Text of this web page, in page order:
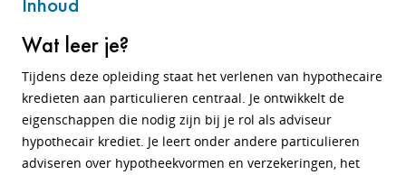
Wat leer je?
Tijdens deze opleiding staat het verlenen van hypothecaire
kredieten aan particulieren centraal. Je ontwikkelt de
eigenschappen die nodig zijn bij je rol als adviseur
hypothecair krediet. Je leert onder andere particulieren
adviseren over hypotheekvormen en verzekeringen, het